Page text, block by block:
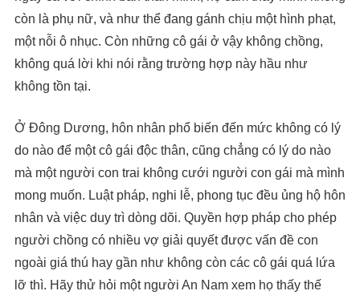
còn là phụ nữ, và như thể đang gánh chịu một hình phạt,
một nỗi ô nhục. Còn những cô gái ở vậy không chồng,
không quá lời khi nói rằng trường hợp này hầu như
không tồn tại.
Ở Đông Dương, hôn nhân phổ biến đến mức không có lý
do nào để một cô gái độc thân, cũng chẳng có lý do nào
mà một người con trai không cưới người con gái mà mình
mong muốn. Luật pháp, nghi lễ, phong tục đều ủng hộ hôn
nhân và việc duy trì dòng dõi. Quyền hợp pháp cho phép
người chồng có nhiều vợ giải quyết được vấn đề con
ngoài giá thú hay gần như không còn các cô gái quá lứa
lỡ thì. Hãy thử hỏi một người An Nam xem họ thấy thế